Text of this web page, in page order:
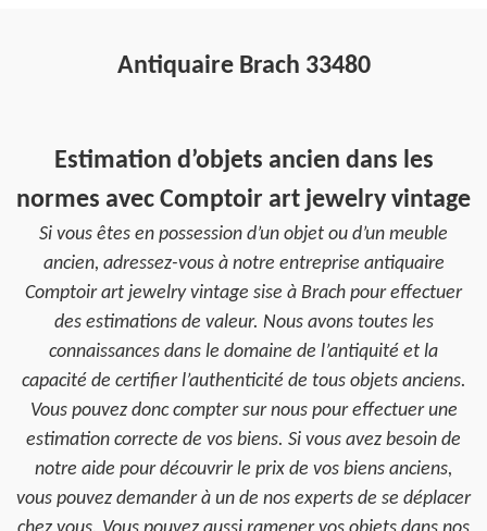
Antiquaire Brach 33480
Estimation d’objets ancien dans les
normes avec Comptoir art jewelry vintage
Si vous êtes en possession d’un objet ou d’un meuble
ancien, adressez-vous à notre entreprise antiquaire
Comptoir art jewelry vintage sise à Brach pour effectuer
des estimations de valeur. Nous avons toutes les
connaissances dans le domaine de l’antiquité et la
capacité de certifier l’authenticité de tous objets anciens.
Vous pouvez donc compter sur nous pour effectuer une
estimation correcte de vos biens. Si vous avez besoin de
notre aide pour découvrir le prix de vos biens anciens,
vous pouvez demander à un de nos experts de se déplacer